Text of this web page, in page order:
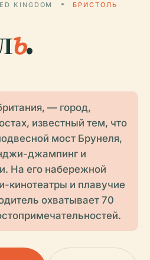
KINGDOM БРИСТОЛЬ
ь.
— город,
известный тем, что
мост Брунеля,
джампинг и
На его набережной
кинотеатры и плавучие
охватывает 70